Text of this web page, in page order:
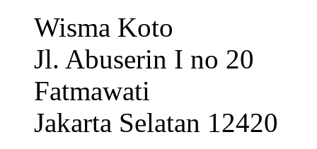
Wisma Koto
Jl. Abuserin I no 20
Fatmawati
Jakarta Selatan 12420